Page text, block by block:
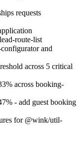
requests
route-list
and
across 5 critical
across booking-
- add guest booking
for @wink/util-